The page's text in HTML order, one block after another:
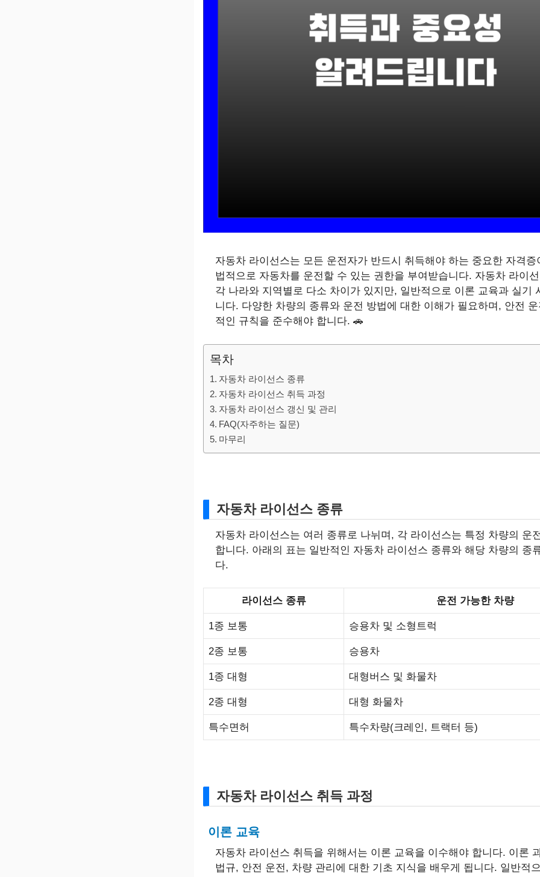
자동차 라이선스는 모든 운전자가 반드시 취득해야 하는 중요한 자격증
법적으로 자동차를 운전할 수 있는 권한을 부여받습니다. 자동차 라이
각 나라와 지역별로 다소 차이가 있지만, 일반적으로 이론 교육과 실기
니다. 다양한 차량의 종류와 운전 방법에 대한 이해가 필요하며, 안전
적인 규칙을 준수해야 합니다. 🚗
목차
자동차 라이선스 종류
자동차 라이선스 취득 과정
자동차 라이선스 갱신 및 관리
FAQ(자주하는 질문)
마무리
자동차 라이선스 종류
자동차 라이선스는 여러 종류로 나뉘며, 각 라이선스는 특정 차량의 운
합니다. 아래의 표는 일반적인 자동차 라이선스 종류와 해당 차량의 종
다.
라이선스 종류 운전 가능한 차량
1종 보통 승용차 및 소형트럭
2종 보통 승용차
1종 대형 대형버스 및 화물차
2종 대형 대형 화물차
특수면허 특수차량(크레인, 트랙터 등)
자동차 라이선스 취득 과정
이론 교육
자동차 라이선스 취득을 위해서는 이론 교육을 이수해야 합니다. 이론
법규, 안전 운전, 차량 관리에 대한 기초 지식을 배우게 됩니다. 일반적